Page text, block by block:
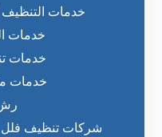
خدمات التنظيف
خدمات
خدمات
خدمات
شركات تنظيف فلل